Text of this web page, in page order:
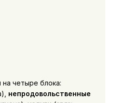
четыре блока:
непродовольственные